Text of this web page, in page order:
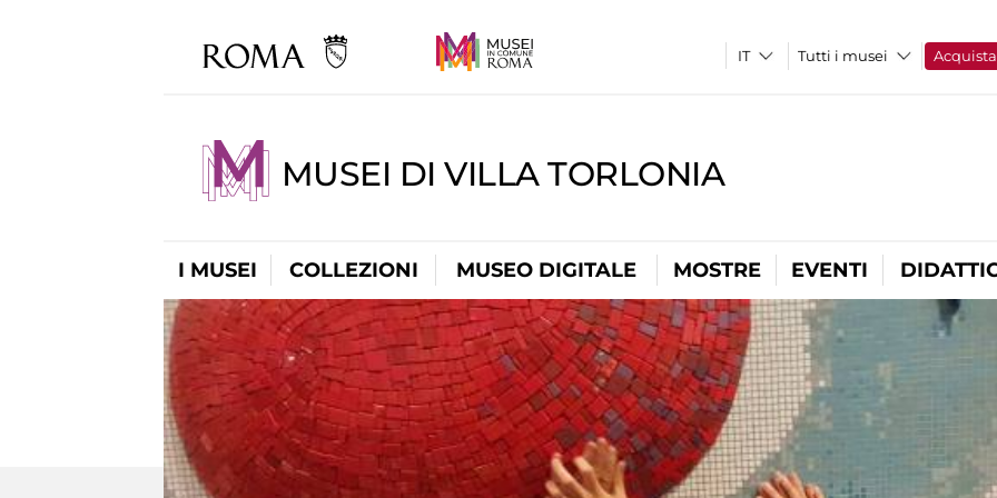
Tutti i musei Acquista
MUSEI DI VILLA TORLONIA
I MUSEI COLLEZIONI MUSEO DIGITALE MOSTRE EVENTI